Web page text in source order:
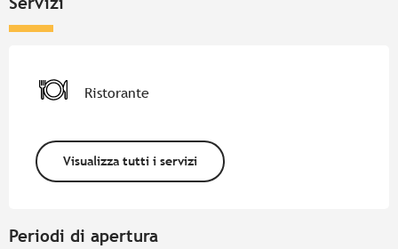
Ristorante
Visualizza tutti i servizi
Periodi di apertura